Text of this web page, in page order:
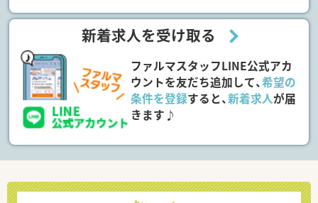
新着求人を受け取る
ファルマスタッフLINE公式アカ
ウントを友だち追加して、希望の
条件を登録すると、新着求人が届
きます♪